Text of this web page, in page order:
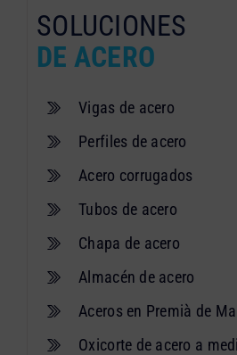
SOLUCIONES
DE ACERO
Vigas de acero
Perfiles de acero
Acero corrugados
Tubos de acero
Chapa de acero
Almacén de acero
Aceros en Premià de
Oxicorte de acero a